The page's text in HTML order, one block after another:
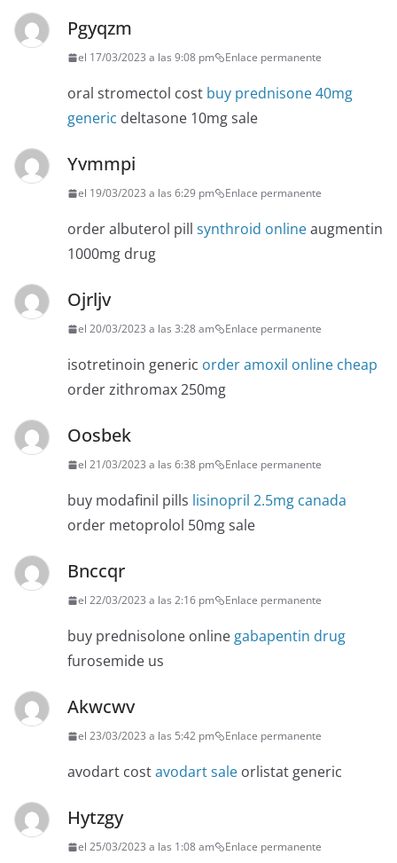
Pgyqzm
el 17/03/2023 a las 9:08 pm Enlace permanente
oral stromectol cost buy prednisone 40mg
generic deltasone 10mg sale
Yvmmpi
el 19/03/2023 a las 6:29 pm Enlace permanente
order albuterol pill synthroid onlineaugmentin
1000mg drug
Ojrljv
el 20/03/2023 a las 3:28 am Enlace permanente
isotretinoin generic order amoxil online cheap
order zithromax 250mg
Oosbek
el 21/03/2023 a las 6:38 pm Enlace permanente
buy modafinil pills lisinopril 2.5mg canada
order metoprolol 50mg sale
Bnccqr
el 22/03/2023 a las 2:16 pm Enlace permanente
buy prednisolone online gabapentin drug
furosemide us
Akwcwv
el 23/03/2023 a las 5:42 pm Enlace permanente
avodart costavodart sale orlistat generic
Hytzgy
el 25/03/2023 a las 1:08 am Enlace permanente